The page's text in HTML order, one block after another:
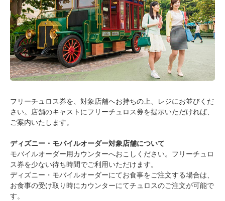
フリーチュロス券を、対象店舗へお持ちの上、レジにお並びくだ
さい。店舗のキャストにフリーチュロス券を提示いただければ、
ご案内いたします。
ディズニー・モバイルオーダー対象店舗について
モバイルオーダー用カウンターへおこしください。フリーチュロ
ス券を少ない待ち時間でご利用いただけます。
ディズニー・モバイルオーダーにてお食事をご注文する場合は、
お食事の受け取り時にカウンターにてチュロスのご注文が可能で
す。